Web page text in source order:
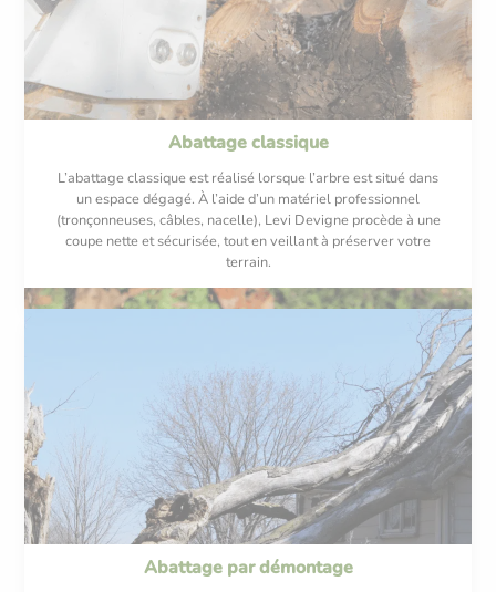
Abattage classique
L’abattage classique est réalisé lorsque l’arbre est situé dans
un espace dégagé. À l’aide d’un matériel professionnel
(tronçonneuses, câbles, nacelle), Levi Devigne procède à une
coupe nette et sécurisée, tout en veillant à préserver votre
terrain.
Abattage par démontage